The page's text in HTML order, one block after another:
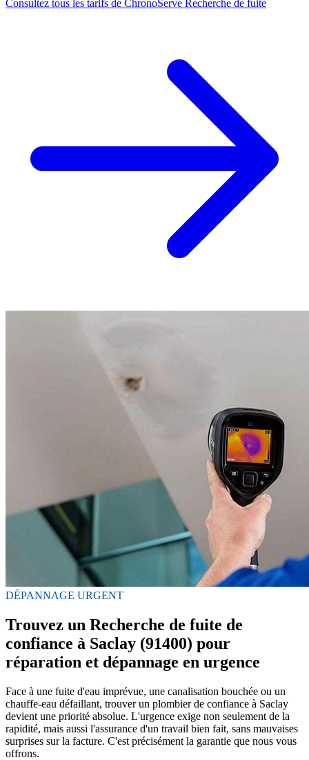
Consultez tous les tarifs de ChronoServe Recherche de fuite
DÉPANNAGE URGENT
Trouvez un Recherche de fuite de
confiance à Saclay (91400) pour
réparation et dépannage en urgence
Face à une fuite d'eau imprévue, une canalisation bouchée ou un
chauffe-eau défaillant, trouver un plombier de confiance à Saclay
devient une priorité absolue. L'urgence exige non seulement de la
rapidité, mais aussi l'assurance d'un travail bien fait, sans mauvaises
surprises sur la facture. C'est précisément la garantie que nous vous
offrons.